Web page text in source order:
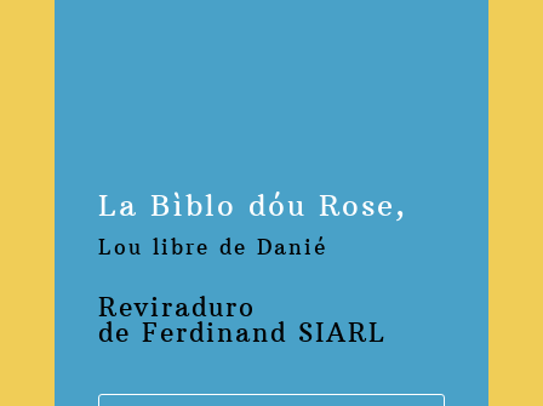
La Bìblo dóu Rose,
Lou libre de Danié
Reviraduro
de Ferdinand SIARL